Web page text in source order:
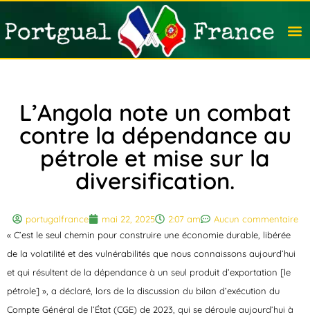
L’Angola note un combat
contre la dépendance au
pétrole et mise sur la
diversification.
portugalfrance mai 22, 2025 2:07 am
Aucun commentaire
« C’est le seul chemin pour construire une économie durable, libérée
de la volatilité et des vulnérabilités que nous connaissons aujourd’hui
et qui résultent de la dépendance à un seul produit d’exportation [le
pétrole] », a déclaré, lors de la discussion du bilan d’exécution du
Compte Général de l’État (CGE) de 2023, qui se déroule aujourd’hui à